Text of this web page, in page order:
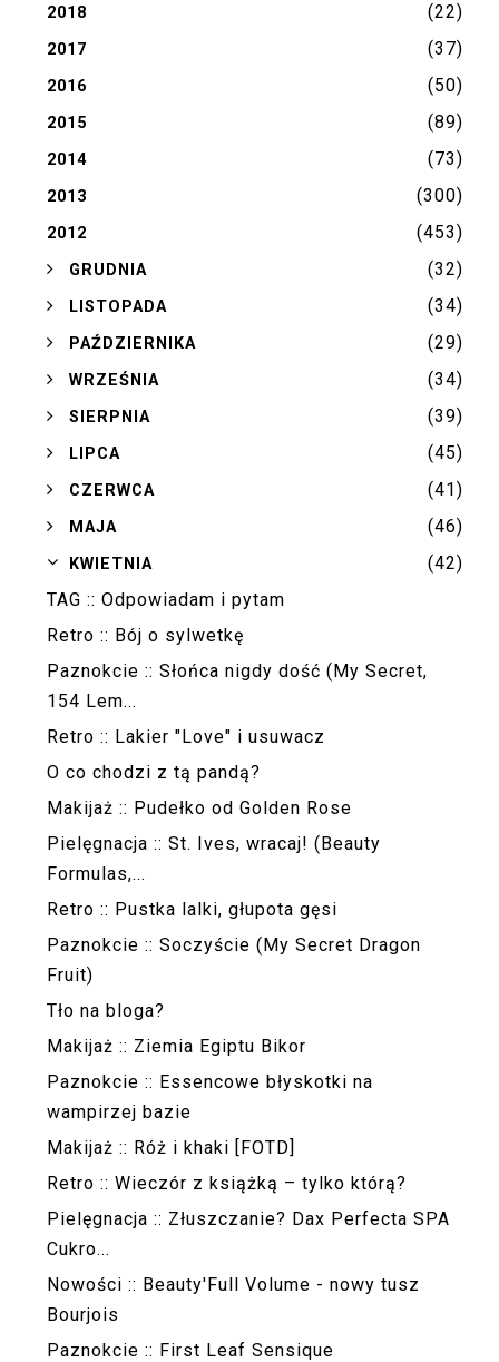
2018 (22)
2017 (37)
2016 (50)
2015 (89)
2014 (73)
2013 (300)
2012 (453)
►GRUDNIA (32)
►LISTOPADA (34)
►PAŹDZIERNIKA (29)
►WRZEŚNIA (34)
►SIERPNIA (39)
►LIPCA (45)
►CZERWCA (41)
►MAJA (46)
▼KWIETNIA
(42)
TAG :: Odpowiadam i pytam
Retro :: Bój o sylwetkę
Paznokcie :: Słońca nigdy dość (My Secret,
154 Lem...
Retro :: Lakier "Love" i usuwacz
O co chodzi z tą pandą?
Makijaż :: Pudełko od Golden Rose
Pielęgnacja :: St. Ives, wracaj! (Beauty
Formulas,...
Retro :: Pustka lalki, głupota gęsi
Paznokcie :: Soczyście (My Secret Dragon
Fruit)
Tło na bloga?
Makijaż :: Ziemia Egiptu Bikor
Paznokcie :: Essencowe błyskotki na
wampirzej bazie
Makijaż :: Róż i khaki [FOTD]
Retro :: Wieczór z książką – tylko którą?
Pielęgnacja :: Złuszczanie? Dax Perfecta SPA
Cukro...
Nowości :: Beauty'Full Volume - nowy tusz
Bourjois
Paznokcie :: First Leaf Sensique